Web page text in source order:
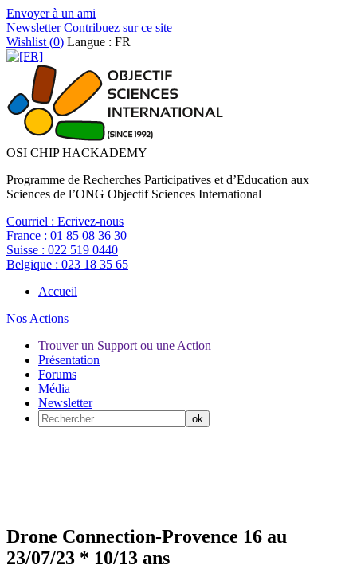
Envoyer à un ami
NewsletterContribuez sur ce site
Wishlist (0) Langue : FR
OSI CHIP HACKADEMY
Programme de Recherches Participatives et d’Education aux
Sciences de l’ONG Objectif Sciences International
Courriel : Ecrivez-nous
France : 01 85 08 36 30
Suisse : 022 519 0440
Belgique : 023 18 35 65
Accueil
Nos Actions
Trouver un Support ou une Action
Présentation
Forums
Média
Newsletter
Drone Connection-Provence 16 au
23/07/23 * 10/13 ans